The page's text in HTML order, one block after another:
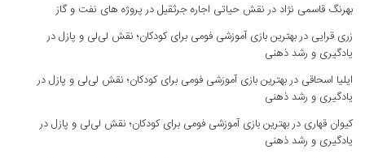
بهرنگ قاسمی نژاد درنقش حیاتی اجاره جرثقیل در پروژه های نفت و گاز
زری قرایی دربهترین بازی آموزشی فومی برای کودکان؛ نقش لی‌لی و پازل در
یادگیری و رشد ذهنی
ایلیا اسحاقی دربهترین بازی آموزشی فومی برای کودکان؛ نقش لی‌لی و پازل در
یادگیری و رشد ذهنی
کیوان قهاری دربهترین بازی آموزشی فومی برای کودکان؛ نقش لی‌لی و پازل در
یادگیری و رشد ذهنی